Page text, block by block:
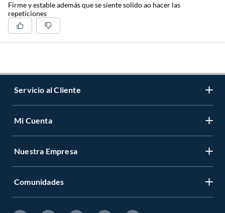
Firme y estable además que se siente solido ao hacer las
repeticiones
Servicio al Cliente
Contáctanos
Tiendas y horarios
Mi Cuenta
Registrate
Ayuda
Nuestra Empresa
Sobre Nosotros
Comunidades